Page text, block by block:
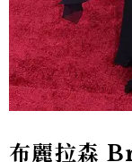
布麗拉森